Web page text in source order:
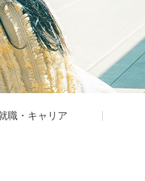
職・キャリア